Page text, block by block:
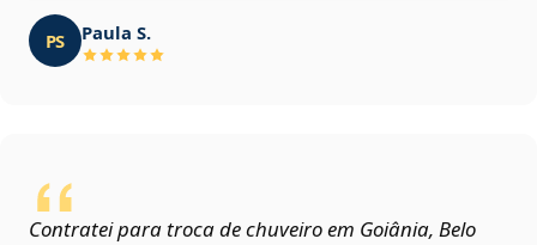
PS Paula S.
Contratei para troca de chuveiro em Goiânia, Belo